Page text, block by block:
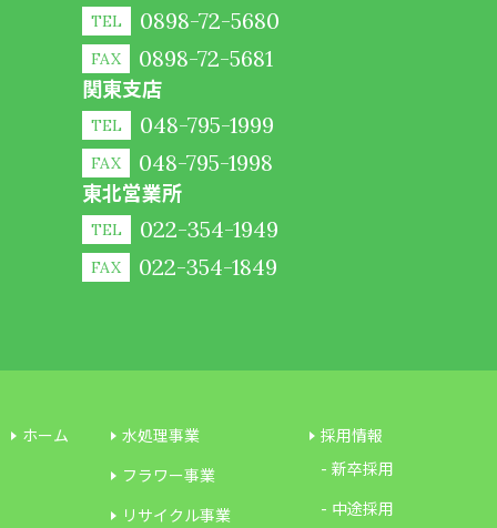
TEL 0898-72-5680
FAX 0898-72-5681
関東支店
TEL 048-795-1999
FAX 048-795-1998
東北営業所
TEL 022-354-1949
FAX 022-354-1849
ホーム
水処理事業
フラワー事業
リサイクル事業
採用情報
新卒採用
中途採用